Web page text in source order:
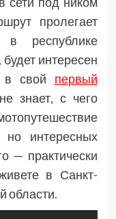
пролегает
в республике
интересен
в свой первый
знает, с чего
интересных
— практически
в Санкт-
области.